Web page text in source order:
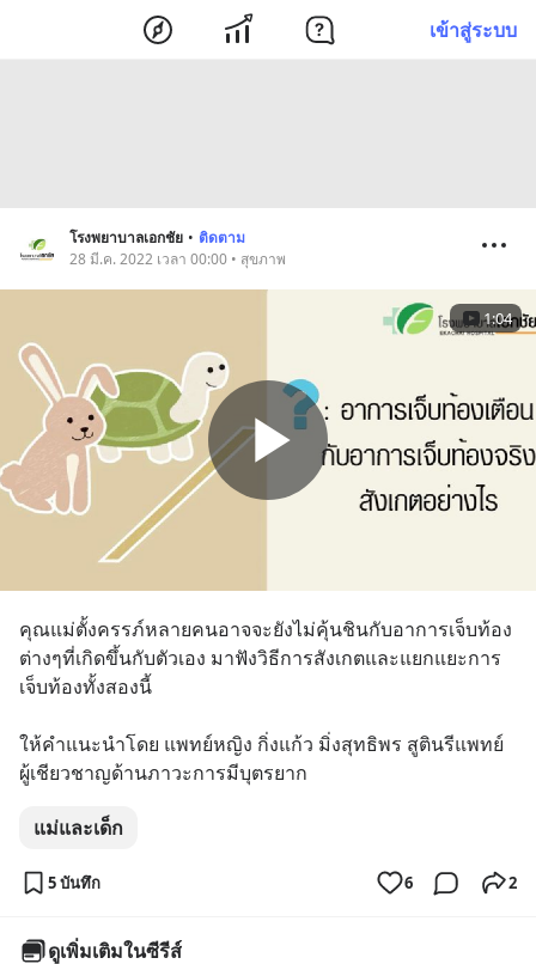
เข้าสู่ระบบ
โรงพยาบาลเอกชัย • ติดตาม
28 มี.ค. 2022 เวลา 00:00 • สุขภาพ
1:04
คุณแม่ตั้งครรภ์หลายคนอาจจะยังไม่คุ้นชินกับอาการเจ็บท้อง
ต่างๆที่เกิดขึ้นกับตัวเอง มาฟังวิธีการสังเกตและแยกแยะการ
เจ็บท้องทั้งสองนี้
ให้คำแนะนำโดย แพทย์หญิง กิ่งแก้ว มิ่งสุทธิพร สูตินรีแพทย์
ผู้เชียวชาญด้านภาวะการมีบุตรยาก
แม่และเด็ก
5 บันทึก 6 2
ดูเพิ่มเติมในซีรีส์